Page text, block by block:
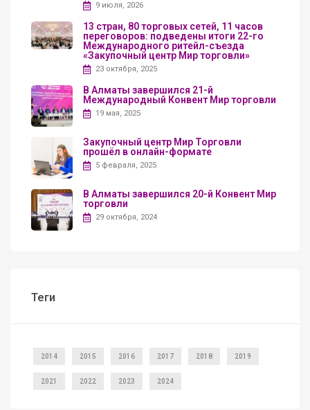
9 июля, 2026
13 стран, 80 торговых сетей, 11 часов
переговоров: подведены итоги 22-го
Международного ритейл-съезда
«Закупочный центр Мир торговли»
23 октября, 2025
В Алматы завершился 21-й
Международный Конвент Мир торговли
19 мая, 2025
Закупочный центр Мир Торговли
прошёл в онлайн-формате
5 февраля, 2025
В Алматы завершился 20-й Конвент Мир
торговли
29 октября, 2024
Теги
2014 2015 2016 2017 2018 2019
2021 2022 2023 2024